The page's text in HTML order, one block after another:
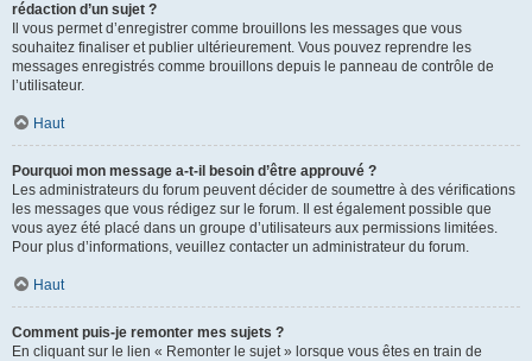
rédaction d’un sujet ?
Il vous permet d’enregistrer comme brouillons les messages que vous
souhaitez finaliser et publier ultérieurement. Vous pouvez reprendre les
messages enregistrés comme brouillons depuis le panneau de contrôle de
l’utilisateur.
Haut
Pourquoi mon message a-t-il besoin d’être approuvé ?
Les administrateurs du forum peuvent décider de soumettre à des vérifications
les messages que vous rédigez sur le forum. Il est également possible que
vous ayez été placé dans un groupe d’utilisateurs aux permissions limitées.
Pour plus d’informations, veuillez contacter un administrateur du forum.
Haut
Comment puis-je remonter mes sujets ?
En cliquant sur le lien « Remonter le sujet » lorsque vous êtes en train de